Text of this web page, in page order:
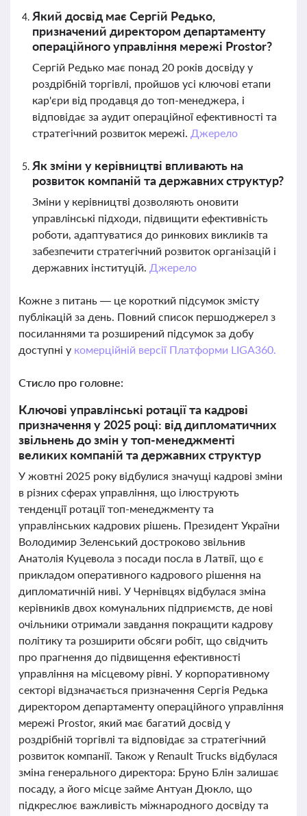
Який досвід має Сергій Редько,
призначений директором департаменту
операційного управління мережі Prostor?
Сергій Редько має понад 20 років досвіду у
роздрібній торгівлі, пройшов усі ключові етапи
кар'єри від продавця до топ-менеджера, і
відповідає за аудит операційної ефективності та
стратегічний розвиток мережі. Джерело
Як зміни у керівництві впливають на
розвиток компаній та державних структур?
Зміни у керівництві дозволяють оновити
управлінські підходи, підвищити ефективність
роботи, адаптуватися до ринкових викликів та
забезпечити стратегічний розвиток організацій і
державних інституцій. Джерело
Кожне з питань — це короткий підсумок змісту
публікацій за день. Повний список першоджерел з
посиланнями та розширений підсумок за добу
доступні у комерційній версії Платформи LIGA360.
Стисло про головне:
Ключові управлінські ротації та кадрові
призначення у 2025 році: від дипломатичних
звільнень до змін у топ-менеджменті
великих компаній та державних структур
У жовтні 2025 року відбулися значущі кадрові зміни
в різних сферах управління, що ілюструють
тенденції ротації топ-менеджменту та
управлінських кадрових рішень. Президент України
Володимир Зеленський достроково звільнив
Анатолія Куцевола з посади посла в Латвії, що є
прикладом оперативного кадрового рішення на
дипломатичній ниві. У Чернівцях відбулася зміна
керівників двох комунальних підприємств, де нові
очільники отримали завдання покращити кадрову
політику та розширити обсяги робіт, що свідчить
про прагнення до підвищення ефективності
управління на місцевому рівні. У корпоративному
секторі відзначається призначення Сергія Редька
директором департаменту операційного управління
мережі Prostor, який має багатий досвід у
роздрібній торгівлі та відповідає за стратегічний
розвиток компанії. Також у Renault Trucks відбулася
зміна генерального директора: Бруно Блін залишає
посаду, а його місце займе Антуан Дюкло, що
підкреслює важливість міжнародного досвіду та